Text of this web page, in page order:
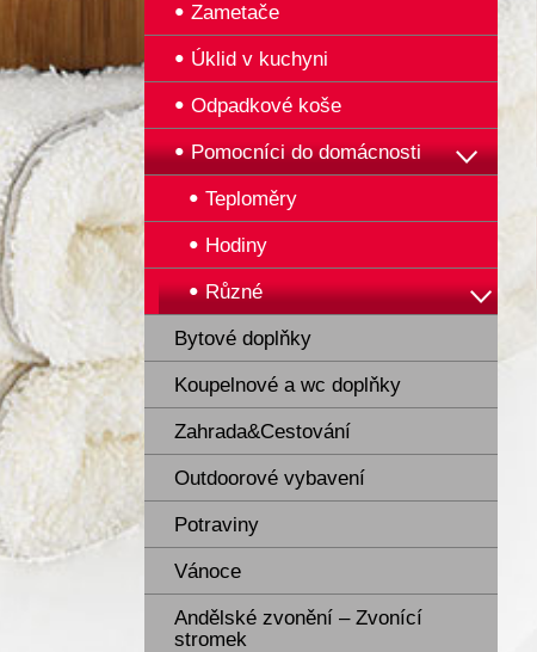
Zametače
Úklid v kuchyni
Odpadkové koše
Pomocníci do domácnosti
Teploměry
Hodiny
Různé
Bytové doplňky
Koupelnové a wc doplňky
Zahrada&Cestování
Outdoorové vybavení
Potraviny
Vánoce
Andělské zvonění – Zvonící
stromek